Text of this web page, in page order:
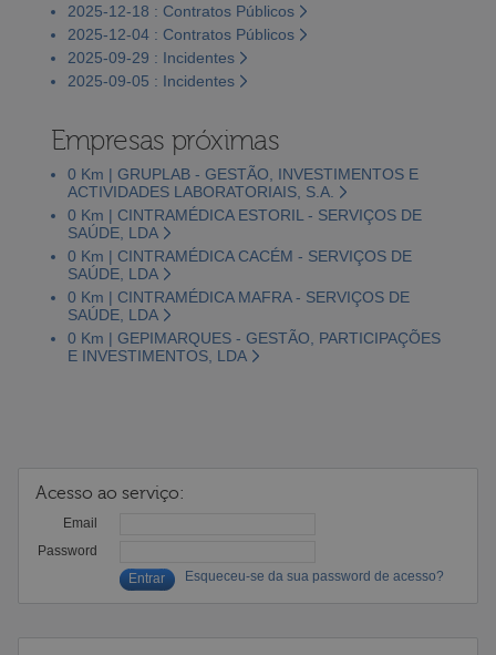
2025-12-18 : Contratos Públicos
2025-12-04 : Contratos Públicos
2025-09-29 : Incidentes
2025-09-05 : Incidentes
Empresas próximas
0 Km | GRUPLAB - GESTÃO, INVESTIMENTOS E
ACTIVIDADES LABORATORIAIS, S.A.
0 Km | CINTRAMÉDICA ESTORIL - SERVIÇOS DE
SAÚDE, LDA
0 Km | CINTRAMÉDICA CACÉM - SERVIÇOS DE
SAÚDE, LDA
0 Km | CINTRAMÉDICA MAFRA - SERVIÇOS DE
SAÚDE, LDA
0 Km | GEPIMARQUES - GESTÃO, PARTICIPAÇÕES
E INVESTIMENTOS, LDA
Acesso ao serviço:
Email
Password
Esqueceu-se da sua password de acesso?